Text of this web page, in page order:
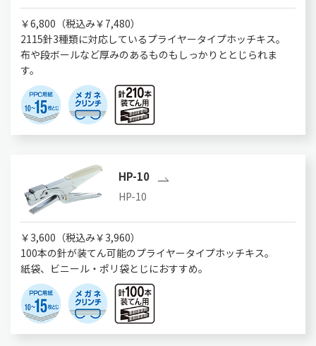
￥6,800（税込み￥7,480）
2115針3種類に対応しているプライヤータイプホッチキス。
布や段ボールなど厚みのあるものもしっかりととじられま
す。
HP-10
HP-10
￥3,600（税込み￥3,960）
100本の針が装てん可能のプライヤータイプホッチキス。
紙袋、ビニール・ポリ袋とじにおすすめ。